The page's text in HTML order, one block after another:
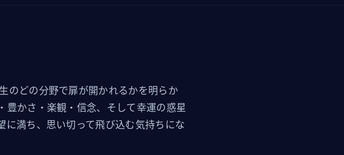
のどの分野で扉が開かれるかを明らか
豊かさ・楽観・信念、そして幸運の惑星
に満ち、思い切って飛び込む気持ちにな